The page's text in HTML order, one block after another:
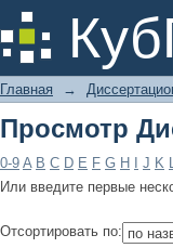
Просмотр
Главная →
Просмотр
0-9 A B C D E F G H J K
Или введите первые
Отсортировать по: